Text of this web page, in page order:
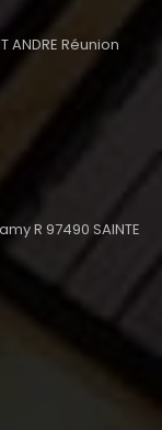
Réunion
R 97490 SAINTE